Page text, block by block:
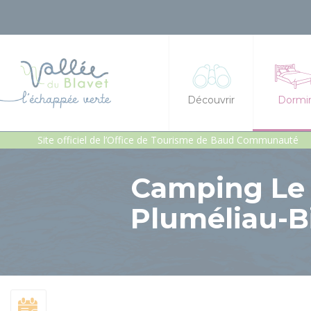
Découvrir
La vallée du Blavet
Idées séjours et
Les incontournables
Patrimoine, chapelles
Dormir
Hôtel
Gîtes et
Site officiel de l’Office de Tourisme de Baud Communauté
Camping
Pluméliau-